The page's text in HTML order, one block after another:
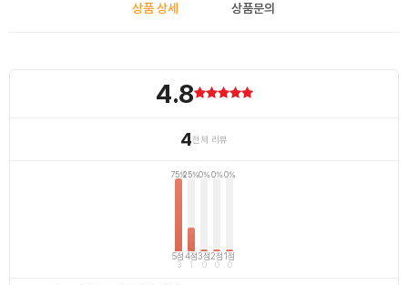
상품 상세 상품문의
4.8
4전체 리뷰
75%
5점
3
25%
4점
1
0%
3점
0
0%
2점
0
0%
1점
0